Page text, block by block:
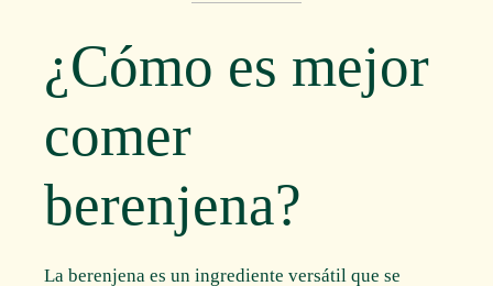
¿Cómo es mejor
comer
berenjena?
La berenjena es un ingrediente versátil que se